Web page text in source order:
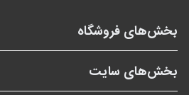
بخش‌های فروشگاه
بخش‌های سایت